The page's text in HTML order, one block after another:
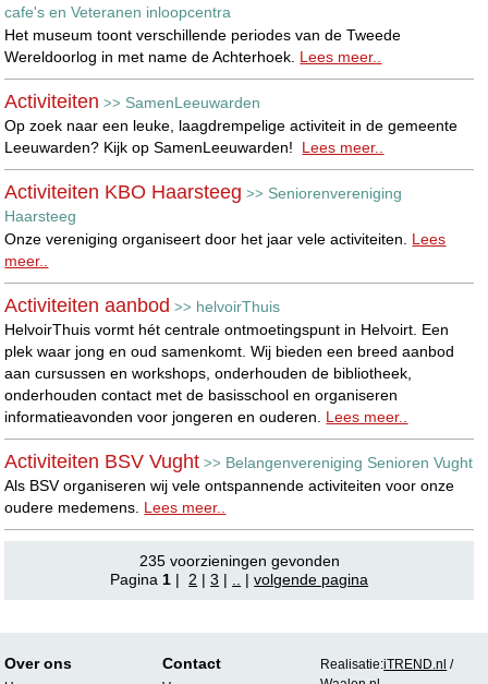
cafe's en Veteranen inloopcentra
Het museum toont verschillende periodes van de Tweede
Wereldoorlog in met name de Achterhoek. Lees meer..
Activiteiten >> SamenLeeuwarden
Op zoek naar een leuke, laagdrempelige activiteit in de gemeente
Leeuwarden? Kijk op SamenLeeuwarden! Lees meer..
Activiteiten KBO Haarsteeg >> Seniorenvereniging
Haarsteeg
Onze vereniging organiseert door het jaar vele activiteiten. Lees
meer..
Activiteiten aanbod >> helvoirThuis
HelvoirThuis vormt hét centrale ontmoetingspunt in Helvoirt. Een
plek waar jong en oud samenkomt. Wij bieden een breed aanbod
aan cursussen en workshops, onderhouden de bibliotheek,
onderhouden contact met de basisschool en organiseren
informatieavonden voor jongeren en ouderen. Lees meer..
Activiteiten BSV Vught >> Belangenvereniging Senioren Vught
Als BSV organiseren wij vele ontspannende activiteiten voor onze
oudere medemens. Lees meer..
235 voorzieningen gevonden
Pagina 1 | 2 |3 | |volgende pagina
Over ons Contact Realisatie:iTREND.nl /